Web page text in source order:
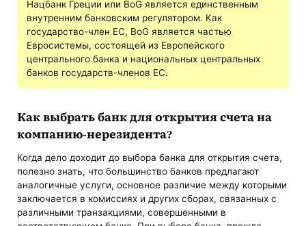
Нацбанк Греции или BoG является единственным
внутренним банковским регулятором. Как
государство-член ЕС, BoG является частью
Евросистемы, состоящей из Европейского
центрального банка и национальных центральных
банков государств-членов ЕС.
Как выбрать банк дляоткрытия счета на
компанию-нерезидента?
Когда дело доходит до выбора банка для открытия счета,
полезно знать, что большинство банков предлагают
аналогичные услуги, основное различие между которыми
заключается в комиссиях и других сборах, связанных с
различными транзакциями, совершенными в